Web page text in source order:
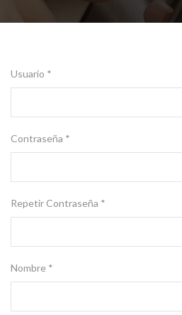
Usuario *
Contraseña *
Repetir Contraseña *
Nombre *